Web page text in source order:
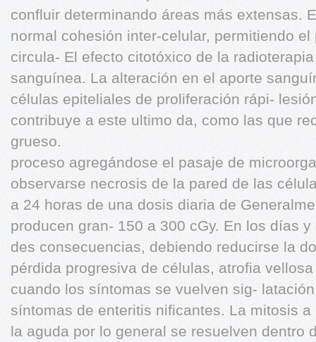
confluir determinando áreas más extensas.
normal cohesión inter-celular, permitiendo
circula- El efecto citotóxico de la
sanguínea. La alteración en el aporte
células epiteliales de proliferación rápi-
contribuye a este ultimo da, como las que
grueso.
proceso agregándose el pasaje de
observarse necrosis de la pared de las
a 24 horas de una dosis diaria de
producen gran- 150 a 300 cGy. En los días
des consecuencias, debiendo reducirse la
pérdida progresiva de células, atrofia
cuando los síntomas se vuelven sig-
síntomas de enteritis nificantes. La mitosis
la aguda por lo general se resuelven dentro